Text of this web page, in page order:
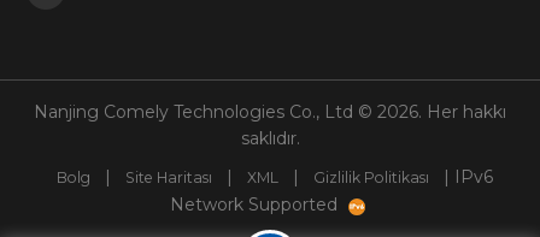
Nanjing Comely Technologies Co., Ltd © 2026. Her hakkı
saklıdır.
Bolg | Site Haritası | XML | Gizlilik Politikası
| IPv6
Network Supported